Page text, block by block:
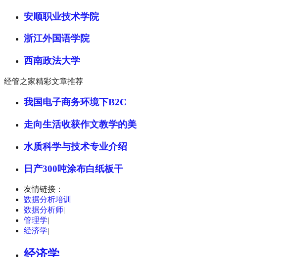
安顺职业技术学院
浙江外国语学院
西南政法大学
经管之家精彩文章推荐
我国电子商务环境下B2C
走向生活收获作文教学的美
水质科学与技术专业介绍
日产300吨涂布白纸板干
友情链接：
数据分析培训 |
数据分析师|
管理学|
经济学|
经济学